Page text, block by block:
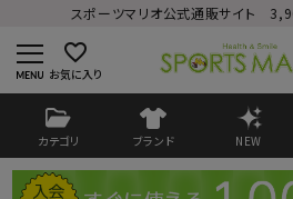
スポーツマリオ公式通販サイト
favorite_border
お気に入り
カテゴリ ブランド NEW